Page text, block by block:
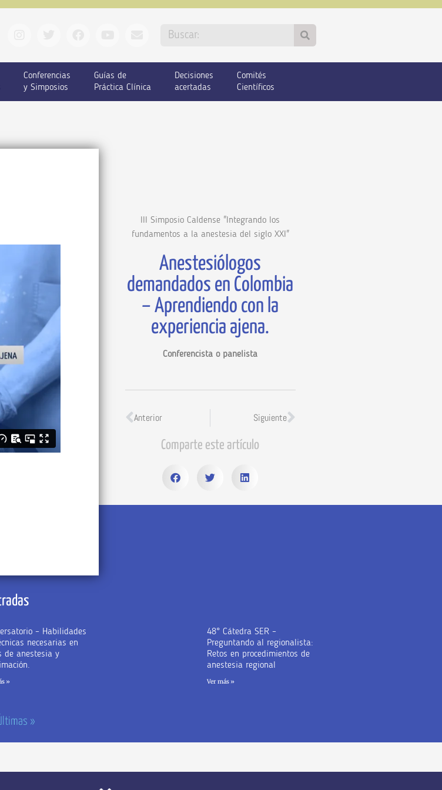
Conferencias
y Simposios
Guías de
Práctica Clínica
Decisiones
acertadas
Comités
Científicos
III Simposio Caldense "Integrando los
fundamentos a la anestesia del siglo XXI"
Anestesiólogos
demandados en Colombia
– Aprendiendo con la
experiencia ajena.
Conferencista o panelista
Anterior Siguiente
Comparte este artículo
– Habilidades
necesarias en
de anestesia y
»
48° Cátedra SER –
Preguntando al regionalista:
Retos en procedimientos de
anestesia regional
Ver más »
»